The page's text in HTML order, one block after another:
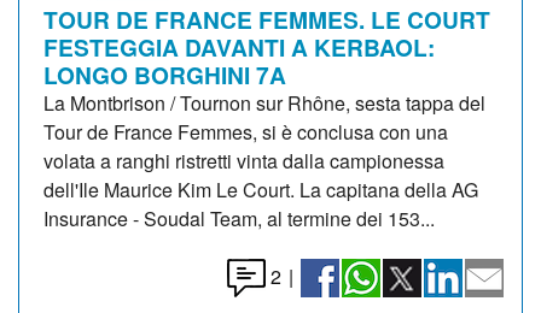
TOUR DE FRANCE FEMMES. LE COURT
FESTEGGIA DAVANTI A KERBAOL:
LONGO BORGHINI 7A
La Montbrison / Tournon sur Rhône, sesta tappa del
Tour de France Femmes, si è conclusa con una
volata a ranghi ristretti vinta dalla campionessa
dell'Ile Maurice Kim Le Court. La capitana della AG
Insurance - Soudal Team, al termine dei 153...
2 |